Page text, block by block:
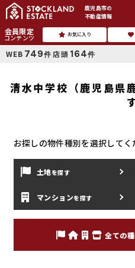
鹿児島市の
不動産情報
会員限定
コンテンツ お気に入り
WEB 749件 店頭 164件
清水中学校（鹿児島県
お探しの物件種別を選択してく
土地を探す
マンションを探す
全ての